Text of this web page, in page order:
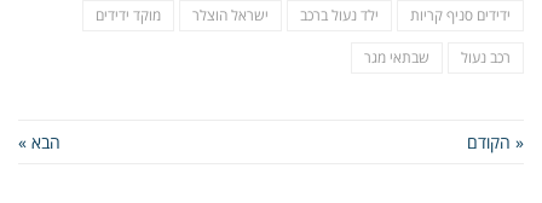
ידידים סניף קריות ילד נעול ברכב ישראל הוצלר מוקד ידידים
רכב נעול שבתאי מגר
« הקודם הבא »